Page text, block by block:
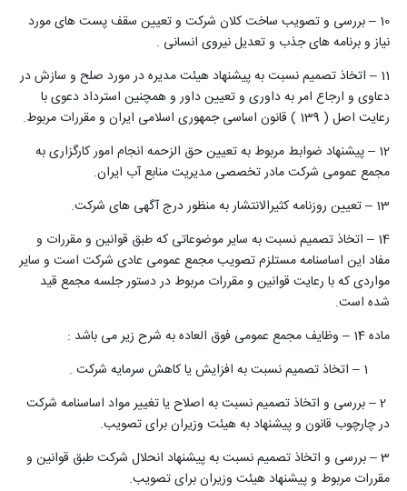
10 – بررسی و تصویب ساخت کلان شرکت و تعیین سقف پست های مورد
نیاز و برنامه های جذب و تعدیل نیروی انسانی .
11 – اتخاذ تصمیم نسبت به پیشنهاد هیئت مدیره در مورد صلح و سازش در
دعاوی و ارجاع امر به داوری و تعیین داور و همچنین استرداد دعوی با
رعایت اصل ( 139 ) قانون اساسی جمهوری اسلامی ایران و مقررات مربوط.
12 – پیشنهاد ضوابط مربوط به تعیین حق الزحمه انجام امور کارگزاری به
مجمع عمومی شرکت مادر تخصصی مدیریت منابع آب ایران.
13 – تعیین روزنامه کثیرالانتشار به منظور درج آگهی های شرکت.
14 – اتخاذ تصمیم نسبت به سایر موضوعاتی که طبق قوانین و مقررات و
مفاد این اساسنامه مستلزم تصویب مجمع عمومی عادی شرکت است و سایر
مواردی که با رعایت قوانین و مقررات مربوط در دستور جلسه مجمع قید
شده است.
ماده 14 – وظایف مجمع عمومی فوق العاده به شرح زیر می باشد :
2 – بررسی و اتخاذ تصمیم نسبت به اصلاح یا تغییر مواد اساسنامه شرکت
در چارچوب قانون و پیشنهاد به هیئت وزیران برای تصویب.
3 – بررسی و اتخاذ تصمیم نسبت به پیشنهاد انحلال شرکت طبق قوانین و
مقررات مربوط و پیشنهاد هیئت وزیران برای تصویب.